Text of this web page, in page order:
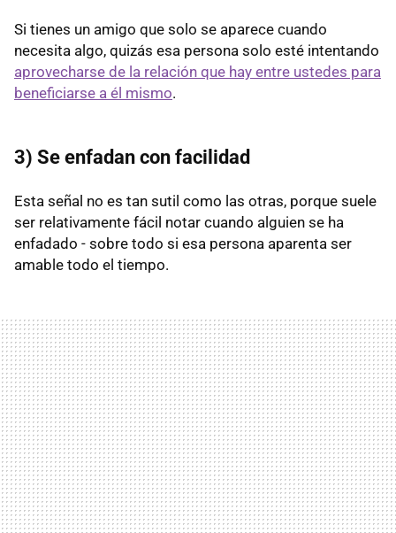
Si tienes un amigo que solo se aparece cuando
necesita algo, quizás esa persona solo esté intentando
aprovecharse de la relación que hay entre ustedes para
beneficiarse a él mismo.
3) Se enfadan con facilidad
Esta señal no es tan sutil como las otras, porque suele
ser relativamente fácil notar cuando alguien se ha
enfadado - sobre todo si esa persona aparenta ser
amable todo el tiempo.